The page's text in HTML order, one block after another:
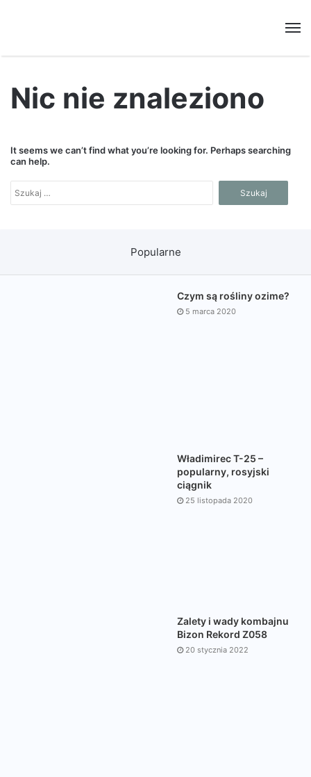
Nic nie znaleziono
It seems we can’t find what you’re looking for. Perhaps searching
can help.
Popularne
Czym są rośliny ozime?
5 marca 2020
Władimirec T-25 –
popularny, rosyjski
ciągnik
25 listopada 2020
Zalety i wady kombajnu
Bizon Rekord Z058
20 stycznia 2022